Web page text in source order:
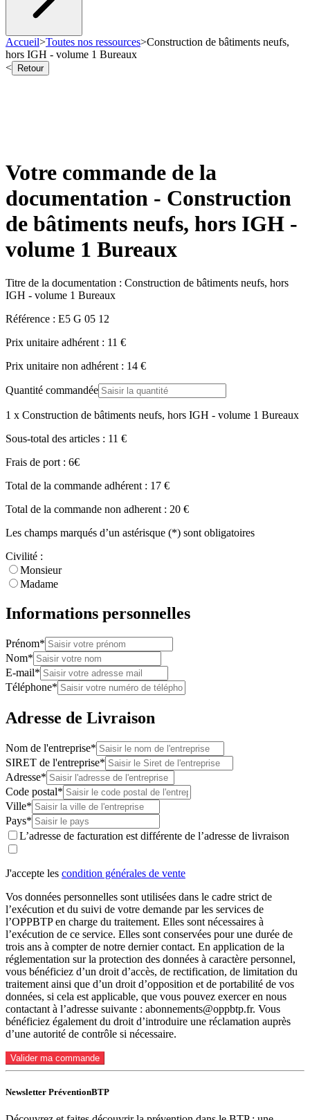
Accueil>Toutes nos ressources>Construction de bâtiments neufs,
hors IGH - volume 1 Bureaux
<
Retour
Votre commande de la
documentation - Construction
de bâtiments neufs, hors IGH -
volume 1 Bureaux
Titre de la documentation : Construction de bâtiments neufs, hors
IGH - volume 1 Bureaux
Référence : E5 G 05 12
Prix unitaire adhérent : 11 €
Prix unitaire non adhérent : 14 €
Quantité commandée
1 x Construction de bâtiments neufs, hors IGH - volume 1 Bureaux
Sous-total des articles : 11 €
Frais de port : 6€
Total de la commande adhérent : 17 €
Total de la commande non adherent : 20 €
Les champs marqués d’un astérisque (*) sont obligatoires
Civilité :
Monsieur
Madame
Informations personnelles
Prénom*
Nom*
E-mail*
Téléphone*
Adresse de Livraison
Nom de l'entreprise*
SIRET de l'entreprise*
Adresse*
Code postal*
Ville*
Pays*
L’adresse de facturation est différente de l’adresse de livraison
J'accepte les condition générales de vente
Vos données personnelles sont utilisées dans le cadre strict de
l’exécution et du suivi de votre demande par les services de
l’OPPBTP en charge du traitement. Elles sont nécessaires à
l’exécution de ce service. Elles sont conservées pour une durée de
trois ans à compter de notre dernier contact. En application de la
réglementation sur la protection des données à caractère personnel,
vous bénéficiez d’un droit d’accès, de rectification, de limitation du
traitement ainsi que d’un droit d’opposition et de portabilité de vos
données, si cela est applicable, que vous pouvez exercer en nous
contactant à l’adresse suivante : abonnements@oppbtp.fr. Vous
bénéficiez également du droit d’introduire une réclamation auprès
d’une autorité de contrôle si nécessaire.
Valider ma commande
Newsletter PréventionBTP